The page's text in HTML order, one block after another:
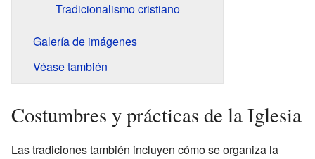
Tradicionalismo cristiano
Galería de imágenes
Véase también
Costumbres y prácticas de la Iglesia
Las tradiciones también incluyen cómo se organiza la